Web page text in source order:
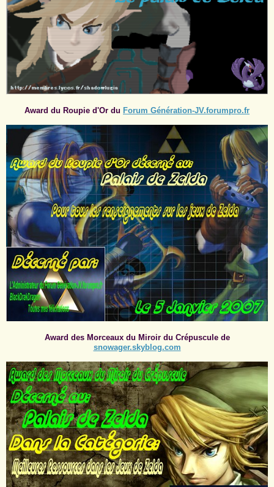
Award du Roupie d'Or du Forum Génération-JV.forumpro.fr
Award des Morceaux du Miroir du Crépuscule de
snowager.skyblog.com